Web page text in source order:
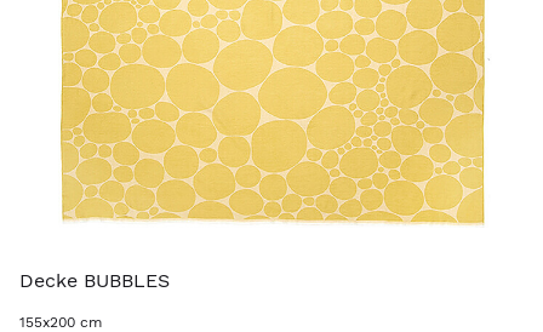
Decke BUBBLES
155x200 cm